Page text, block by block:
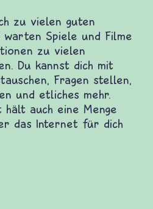
Spiele und Filme auf
mit anderen Kindern
seitenstark.de selbst